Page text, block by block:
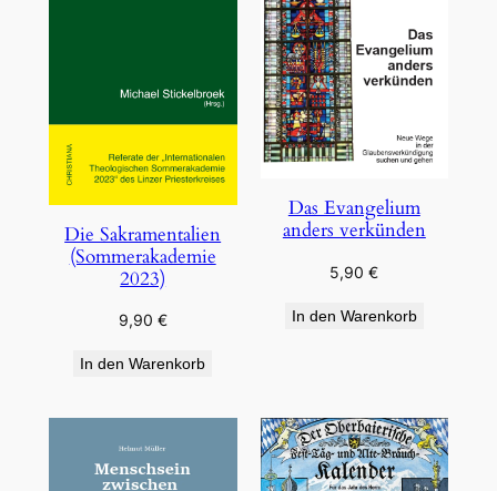
Die Sakramentalien
(Sommerakademie
2023)
9,90 €
In den Warenkorb
Das Evangelium
anders verkünden
5,90€
In den Warenkorb